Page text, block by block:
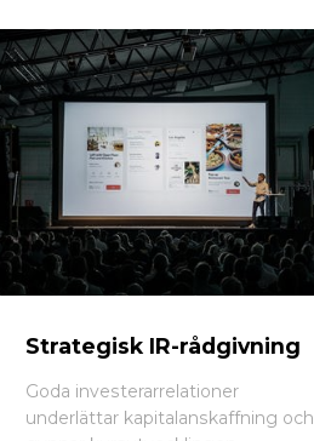
Strategisk IR-rådgivning
Goda investerarrelationer
underlättar kapitalanskaffning och